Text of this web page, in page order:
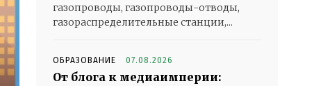
газопроводы, газопроводы-отводы,
газораспределительные станции,...
ОБРАЗОВАНИЕ 07.08.2026
От блога к медиаимперии: